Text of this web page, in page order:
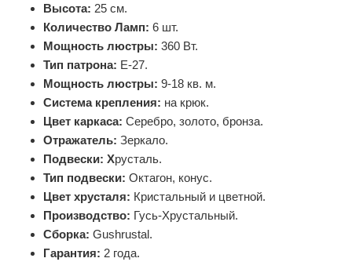
Высота: 25 см.
Количество Ламп: 6 шт.
Мощность люстры: 360 Вт.
Тип патрона: Е-27.
Мощность люстры: 9-18 кв. м.
Система крепления: на крюк.
Цвет каркаса: Серебро, золото, бронза.
Отражатель: Зеркало.
Подвески: Хрусталь.
Тип подвески: Октагон, конус.
Цвет хрусталя: Кристальный и цветной.
Производство: Гусь-Хрустальный.
Сборка: Gushrustal.
Гарантия: 2 года.